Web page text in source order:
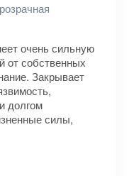
очень сильную
от собственных
Закрывает
долгом
силы,